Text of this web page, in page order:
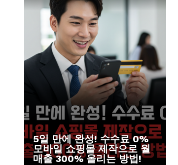
5일 만에 완성! 수수료 0%
모바일 쇼핑몰 제작으로 월
매출 300% 올리는 방법!